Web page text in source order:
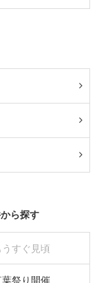
ら探す
うすぐ見頃
祭り開催